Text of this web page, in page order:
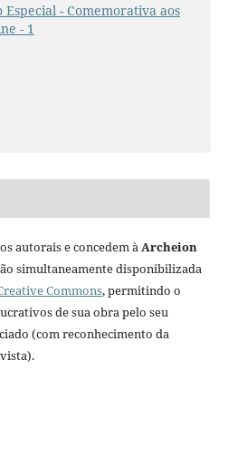
Especial - Comemorativa aos
- 1
autorais e concedem àArcheion
simultaneamente disponibilizada
Commons, permitindo o
de sua obra pelo seu
(com reconhecimento da